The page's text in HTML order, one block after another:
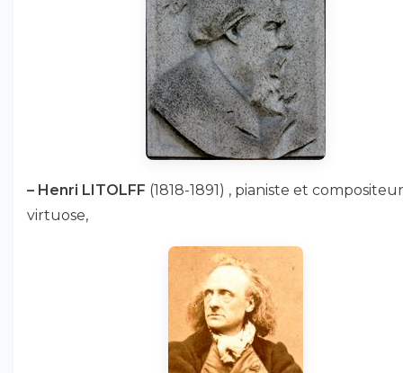
– Henri LITOLFF (1818-1891) , pianiste et compositeur
virtuose,